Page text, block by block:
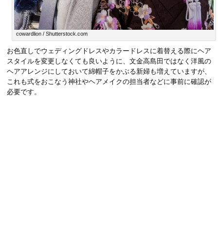
cowardlion / Shutterstock.com
お色直しでウェディングドレスやカラードレスに着替える際にヘア
スタイルを変更しなくても良いように、文金高島田ではなく洋風の
ヘアアレンジにしておいて綿帽子をかぶる新婦も増えていますが、
これも式をおこなう神社やヘアメイクの担当者などに事前に確認が
必要です。